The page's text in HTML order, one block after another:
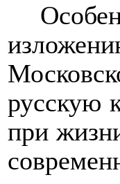
русскую
при